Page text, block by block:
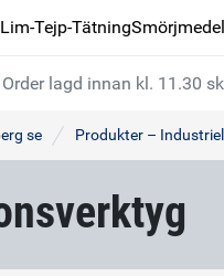
Lim-Tejp-TätningSmörjmedel
Order lagd innan kl. 11.30
se Produkter –